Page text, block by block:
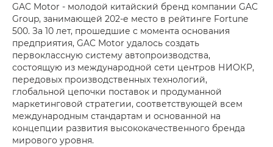
GAC Motor - молодой китайский бренд компании GAC
Group, занимающей 202-е место в рейтинге Fortune
500. За 10 лет, прошедшие с момента основания
предприятия, GAC Motor удалось создать
первоклассную систему автопроизводства,
состоящую из международной сети центров НИОКР,
передовых производственных технологий,
глобальной цепочки поставок и продуманной
маркетинговой стратегии, соответствующей всем
международным стандартам и основанной на
концепции развития высококачественного бренда
мирового уровня.